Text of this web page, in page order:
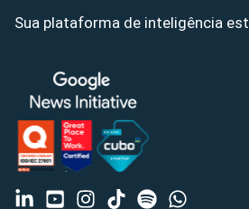
Sua plataforma de inteligência